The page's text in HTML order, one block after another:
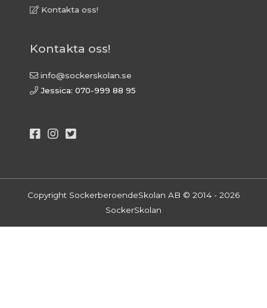
Kontakta oss!
Kontakta oss!
info@sockerskolan.se
Jessica: 070-999 88 95
Copyright SockerberoendeSkolan AB © 2014 - 2026
SockerSkolan